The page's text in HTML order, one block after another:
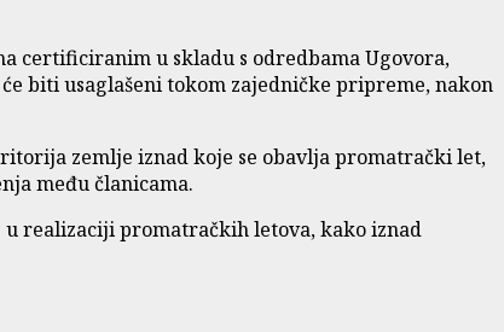
certificiranim u skladu s odredbama Ugovora,
biti usaglašeni tokom zajedničke pripreme, nakon
zemlje iznad koje se obavlja promatrački let,
među članicama.
u realizaciji promatračkih letova, kako iznad